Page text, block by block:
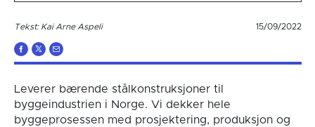
Tekst: Kai Arne Aspeli 15/09/2022
Leverer bærende stålkonstruksjoner til
byggeindustrien i Norge. Vi dekker hele
byggeprosessen med prosjektering, produksjon og